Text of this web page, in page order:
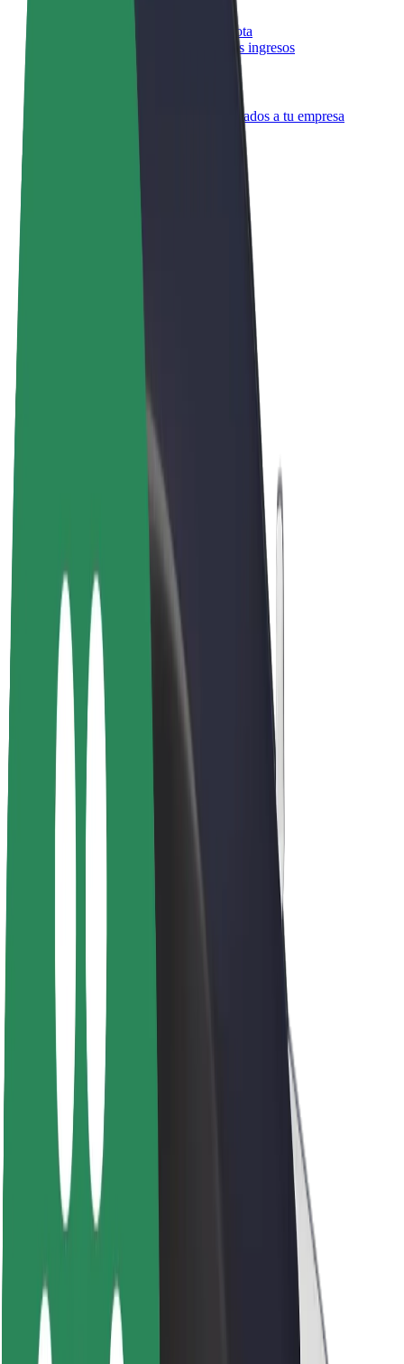
Registrarse como propietario de flota
Añade tu flota a Bolt y potencia tus ingresos
Bolt para empresas
Productos y servicios de Bolt adaptados a tu empresa
Bicis
Bolt Plus
Colabora con Bolt
Conductores
Ingresos de conductor/a
Repartidores
Ingresos de repartidor
Comercios de Bolt Food
Sostenibilidad en Bolt
Project Zero
Blog
Sala de prensa
Directrices de la marca
Misión
Relación con inversores
Liderazgo
Medios
Fondo Urbano
Seguridad